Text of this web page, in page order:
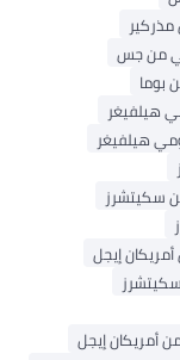
من جس
بوما
هيلفيغر
هيلفيغر
سكيتشرز
إيجل
أمريكان إيجل